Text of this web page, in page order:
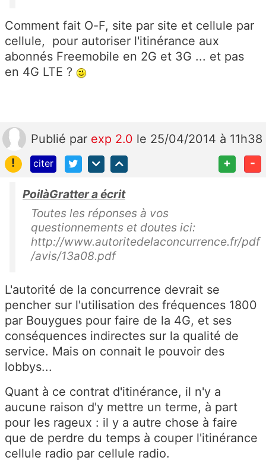
Comment fait O-F, site par site et cellule par
cellule, pour autoriser l'itinérance aux
abonnés Freemobile en 2G et 3G ... et pas
en 4G LTE ?
Publié par exp 2.0 le 25/04/2014 à 11h38
!
citer + -
PoilàGratter a écrit
Toutes les réponses à vos
questionnements et doutes ici:
http://www.autoritedelaconcurrence.fr/pdf
/avis/13a08.pdf
L'autorité de la concurrence devrait se
pencher sur l'utilisation des fréquences 1800
par Bouygues pour faire de la 4G, et ses
conséquences indirectes sur la qualité de
service. Mais on connait le pouvoir des
lobbys...
Quant à ce contrat d'itinérance, il n'y a
aucune raison d'y mettre un terme, à part
pour les rageux : il y a autre chose à faire
que de perdre du temps à couper l'itinérance
cellule radio par cellule radio.